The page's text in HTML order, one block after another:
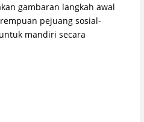
gambaran langkah awal
pejuang sosial-
mandiri secara